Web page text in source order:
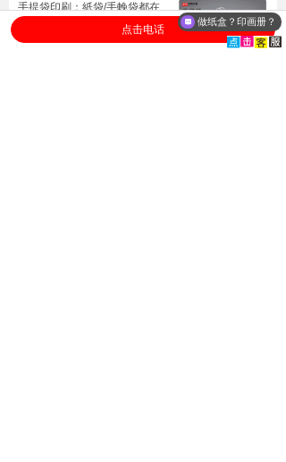
手提袋印刷：紙袋/手輓袋都在
用，好用又便宜要怎麽做
做纸盒？印画册？
点击电话